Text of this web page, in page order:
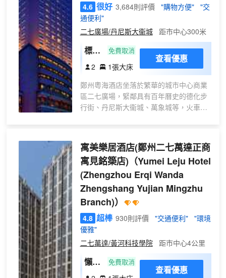
幟之一“李煜”的宋詞融會貫通，讓“宋”文化
在婉約的庭、堂、館、居等多層次東方美
學空間中相得益彰。陌上，在陌生的城
4.6 很好 3,684則評價 "購物方便"
"交
通便利"
二七廣場/丹尼斯大衞城
距市中心300米
標準
大床
免費取消
2 1張大床
查看優惠
鄭州粵海酒店坐落於繁華的城市中心商業
區二七廣場，緊鄰具有百年曆史的德化步
行街、丹尼斯大衞城、萬象城等，火車
利。酒店樓高99米，主樓28層，地下1
層，附樓5層，設計新穎，風格獨特。酒店
擁有風格各異、典雅舒適的客房，全部配
備高品質的客房設施，讓客人充分體驗酒
店的豪華與舒適。
酒店餐飲設施齊全，設有中餐廳、旋轉西
餐廳等餐飲設施，粵海軒中餐廳擁有12個
豪華宴會包房和可容納100人的精緻温馨
的零點餐廳，主要經營純正精品粵菜和創
新豫菜；璇宮旋轉西餐餐廳，位於酒店的
頂樓28層，是鄭州市至佳觀景之地，客人
在享用佳餚的同時可飽覽鄭州市美景。
酒店擁有7間富麗堂皇、典雅精緻的會議
寓美樂居酒店(鄭州二七萬達正商
寓見銘築店) （Yumei Leju Hotel
(Zhengzhou Erqi Wanda
Zhengshang Yujian Mingzhu
Branch)）
4.8 超棒 930則評價 "交通便利"
"環境
優雅"
二七萬達/黃河科技學院
距市中心4公里
懶人
觀影
免費取消
查看優惠